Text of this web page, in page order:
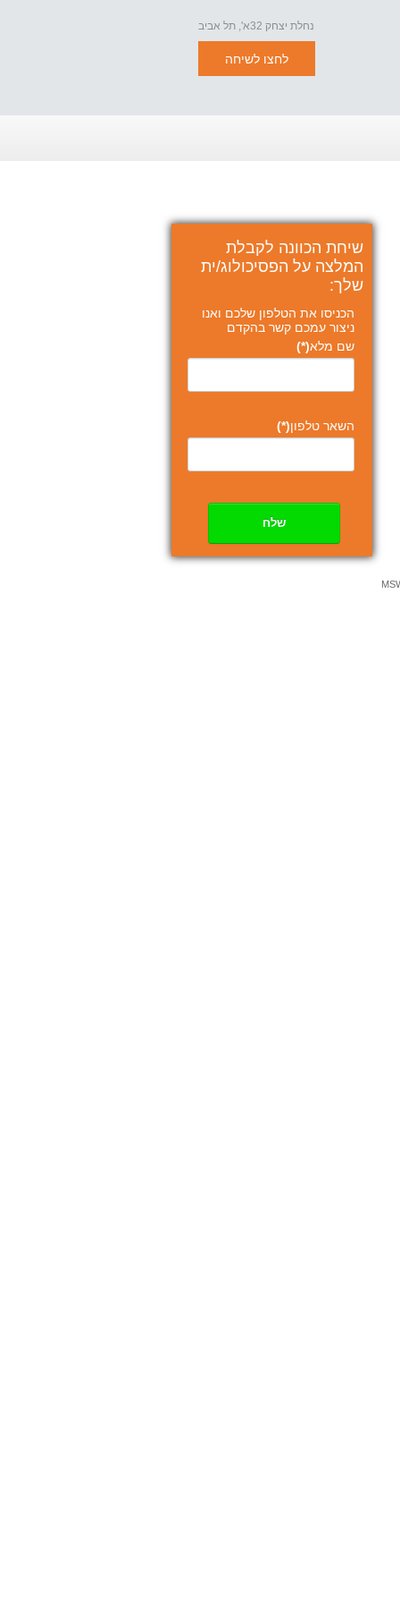
נחלת יצחק 32א', תל אביב
לחצו לשיחה
שיחת הכוונה לקבלת
המלצה על הפסיכולוג/ית
שלך:
הכניסו את הטלפון שלכם ואנו
ניצור עמכם קשר בהקדם
שם מלא(*)
השאר טלפון(*)
שלח